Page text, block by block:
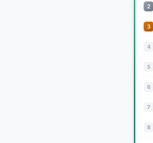
2
3
4
5
6
7
8